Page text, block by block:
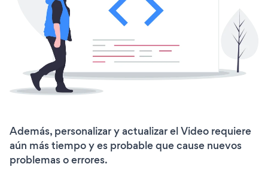
Además, personalizar y actualizar el Video requiere
aún más tiempo y es probable que cause nuevos
problemas o errores.